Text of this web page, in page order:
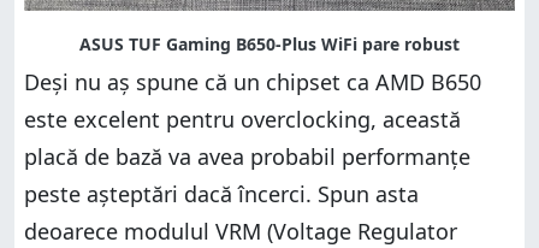
Deși nu aș spune că un chipset ca AMD B650
este excelent pentru overclocking, această
placă de bază va avea probabil performanțe
peste așteptări dacă încerci. Spun asta
deoarece modulul VRM (Voltage Regulator